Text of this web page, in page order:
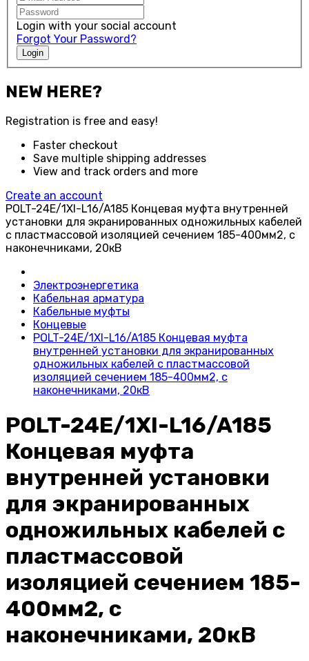
Login with your social account
Forgot Your Password?
Login
NEW HERE?
Registration is free and easy!
Faster checkout
Save multiple shipping addresses
View and track orders and more
Create an account
POLT-24E/1XI-L16/A185 Концевая муфта внутренней
установки для экранированных одножильных кабелей
с пластмассовой изоляцией сечением 185-400мм2, с
наконечниками, 20кВ
Электроэнергетика
Кабельная арматура
Кабельные муфты
Концевые
POLT-24E/1XI-L16/A185 Концевая муфта
внутренней установки для экранированных
одножильных кабелей с пластмассовой
изоляцией сечением 185-400мм2, с
наконечниками, 20кВ
POLT-24E/1XI-L16/A185
Концевая муфта
внутренней установки
для экранированных
одножильных кабелей с
пластмассовой
изоляцией сечением 185-
400мм2, с
наконечниками, 20кВ